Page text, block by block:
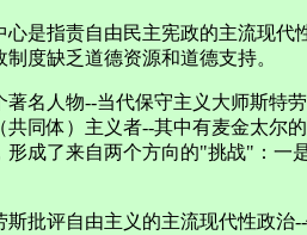
指责自由民主宪政的主流现代
度缺乏道德资源和道德支持。
人物--当代保守主义大师斯特
共同体）主义者--其中有麦金太尔
形成了来自两个方向的"挑战"：一
评自由主义的主流现代性政治